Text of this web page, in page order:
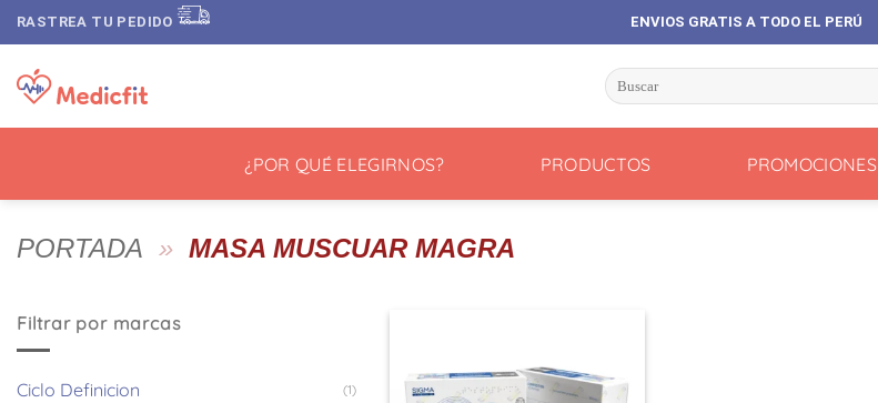
Saltar
al
contenido
RASTREA TU PEDIDO ENVIOS GRATIS A TODO EL PERÚ
Buscar
por:
¿POR QUÉ ELEGIRNOS? PRODUCTOS PROMOCIONES
PORTADA » MASA MUSCUAR MAGRA
Filtrar por marcas
Ciclo Definicion (1)